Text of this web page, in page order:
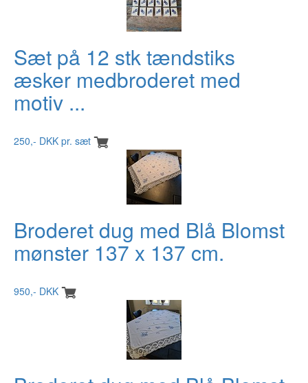
Sæt på 12 stk tændstiks
æsker medbroderet med
motiv ...
250,- DKK pr. sæt
Broderet dug med Blå Blomst
mønster 137 x 137 cm.
950,- DKK